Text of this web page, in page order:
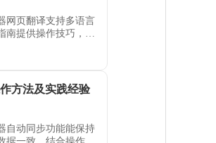
网页翻译支持多语言
南提供操作技巧，帮
方法及实践经验
自动同步功能能保持